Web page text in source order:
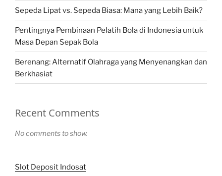
Sepeda Lipat vs. Sepeda Biasa: Mana yang Lebih Baik?
Pentingnya Pembinaan Pelatih Bola di Indonesia untuk
Masa Depan Sepak Bola
Berenang: Alternatif Olahraga yang Menyenangkan dan
Berkhasiat
Recent Comments
No comments to show.
Slot Deposit Indosat